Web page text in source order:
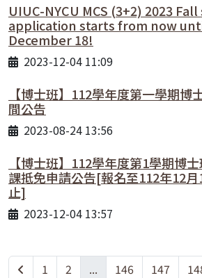
UIUC-NYCU MCS (3+2) 2023
application starts from now
December 18!
2023-12-04 11:09
【博士班】112學年度第一學期博
間公告
2023-08-24 13:56
【博士班】112學年度第1學期博
課抵免申請公告[報名至112年12
止]
2023-12-04 13:57
1 2 ... 146 147